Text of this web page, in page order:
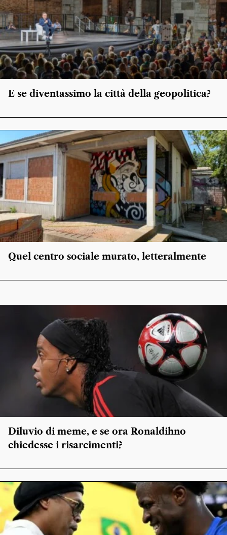
E se diventassimo la città della geopolitica?
Quel centro sociale murato, letteralmente
Diluvio di meme, e se ora Ronaldihno
chiedesse i risarcimenti?